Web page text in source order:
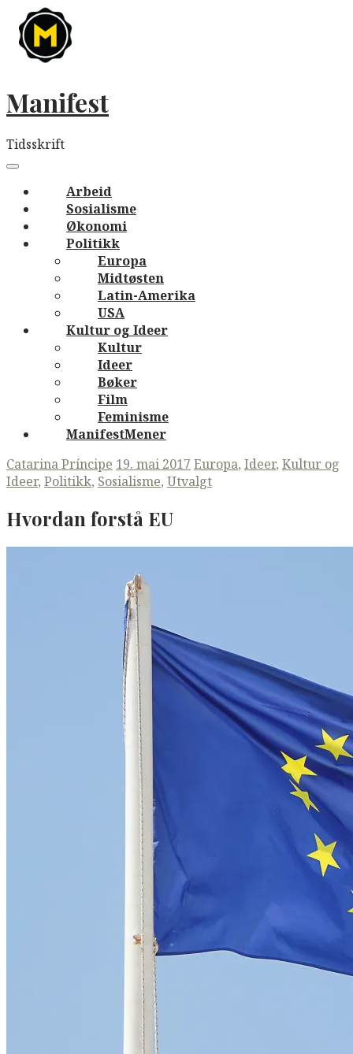
Skip
content
Manifest
Tidsskrift
navigation
Menu
Arbeid
Sosialisme
Økonomi
Politikk
Europa
Midtøsten
Latin-Amerika
USA
Kultur og Ideer
Kultur
Ideer
Bøker
Film
Feminisme
ManifestMener
Catarina Príncipe 19. mai 2017 Europa, Ideer, Kultur og
Ideer, Politikk, Sosialisme, Utvalgt
Hvordan forstå EU